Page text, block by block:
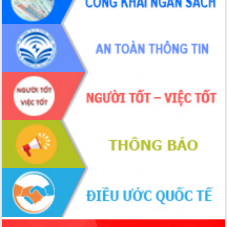
tiến đầu tư tỉnh
Ngành cá ngừ Đắk Lắk chủ động thích
ứng để giữ vững thị trường xuất khẩu
Diễn đàn Kinh tế tư nhân Việt Nam đột
phá cơ chế - Hợp tác công tư
Đề án 06 tạo bước ngoặt đột phá trong
cải cách hành chính tỉnh Đắk Lắk
Kết nối tour, đẩy mạnh chuyển đổi số
để phát triển du lịch Đắk Lắk
Khởi động Dự án Đầu tư xây dựng hạ
tầng kỹ thuật Cụm công nghiệp Tân
Gặp mặt các cơ quan báo chí nhân Kỷ
niệm 101 năm Ngày Báo chí Cách
mạng Việt Nam
Đắk Lắk sơ kết 4 năm triển khai thực
hiện Đề án 06 của Chính phủ
Họp báo thông tin về Hội nghị Công bố
Quy hoạch và Xúc tiến đầu tư tỉnh Đắk
Lắk